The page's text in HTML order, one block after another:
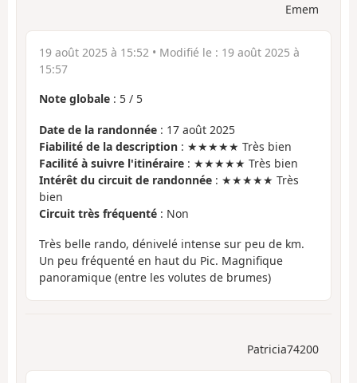
Emem
19 août 2025 à 15:52 • Modifié le : 19 août 2025 à
15:57
Note globale : 5 / 5
Date de la randonnée : 17 août 2025
Fiabilité de la description : ★★★★★ Très bien
Facilité à suivre l'itinéraire : ★★★★★ Très bien
Intérêt du circuit de randonnée : ★★★★★ Très
bien
Circuit très fréquenté : Non
Très belle rando, dénivelé intense sur peu de km.
Un peu fréquenté en haut du Pic. Magnifique
panoramique (entre les volutes de brumes)
Patricia74200